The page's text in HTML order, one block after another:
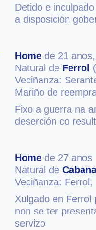
Detido e
a disposición
Home de 21
Natural de Ferrol
Veciñanza:
Mariño de
Fixo a guerra na
deserción co
Home de 27 anos
Natural de
Veciñanza: Ferrol,
Xulgado en Ferrol
non se ter
servizo